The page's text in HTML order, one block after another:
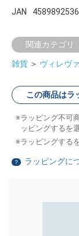
JAN
関連カテゴリ
雑貨 ＞ ヴィレヴ
この商品はラ
ラッピング不可
ッピングするを
ラッピングする
？ ラッピングに